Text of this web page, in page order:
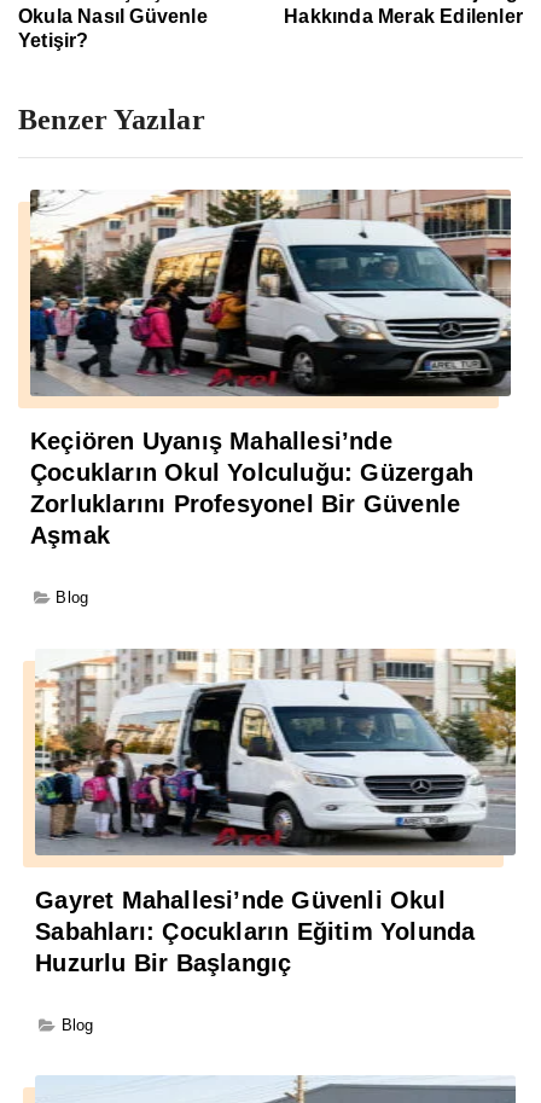
Okula Nasıl Güvenle
Yetişir?
Hakkında Merak Edilenler
Benzer Yazılar
Keçiören Uyanış Mahallesi’nde
Çocukların Okul Yolculuğu: Güzergah
Zorluklarını Profesyonel Bir Güvenle
Aşmak
Blog
Gayret Mahallesi’nde Güvenli Okul
Sabahları: Çocukların Eğitim Yolunda
Huzurlu Bir Başlangıç
Blog